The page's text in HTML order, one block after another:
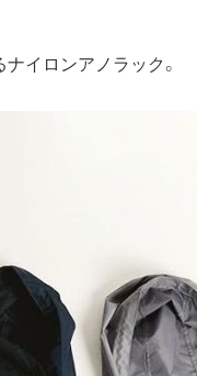
イロンアノラック。